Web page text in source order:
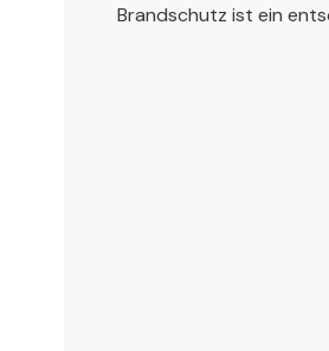
Brandschutz ist ein